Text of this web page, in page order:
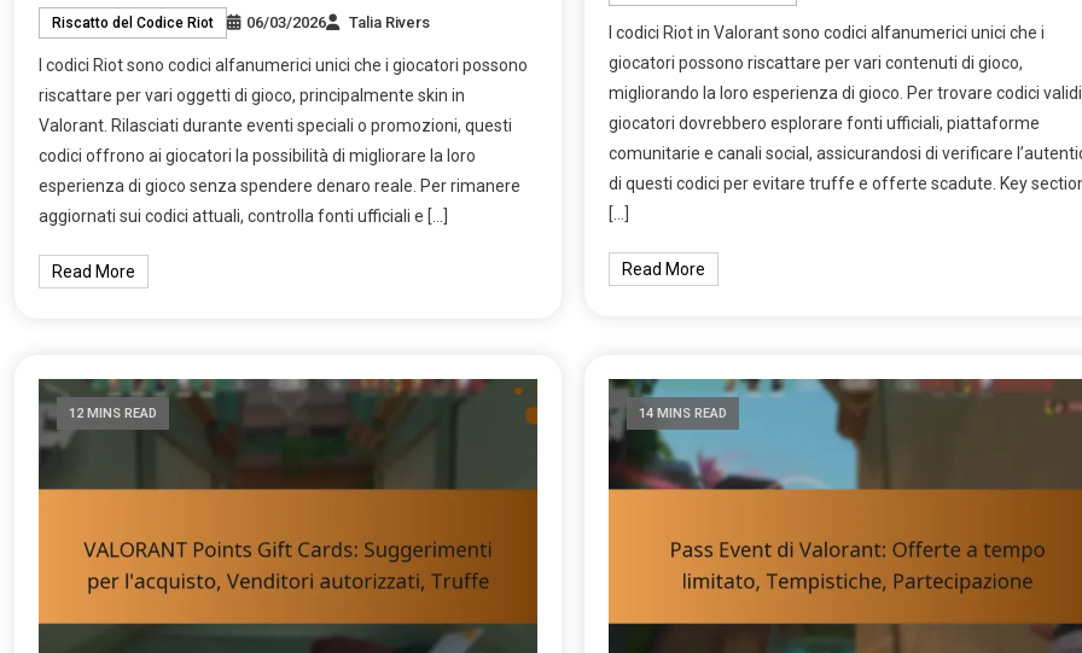
Riscatto del Codice Riot 06/03/2026 Talia Rivers
I codici Riot sono codici alfanumerici unici che i giocatori possono
riscattare per vari oggetti di gioco, principalmente skin in
Valorant. Rilasciati durante eventi speciali o promozioni, questi
codici offrono ai giocatori la possibilità di migliorare la loro
esperienza di gioco senza spendere denaro reale. Per rimanere
aggiornati sui codici attuali, controlla fonti ufficiali e […]
Read More
I codici Riot in Valorant sono codici alfanumerici unici che i
giocatori possono riscattare per vari contenuti di gioco,
migliorando la loro esperienza di gioco. Per trovare codici
giocatori dovrebbero esplorare fonti ufficiali, piattaforme
comunitarie e canali social, assicurandosi di verificare
di questi codici per evitare truffe e offerte scadute. Key
[…]
Read More
12 MINS READ 14 MINS READ